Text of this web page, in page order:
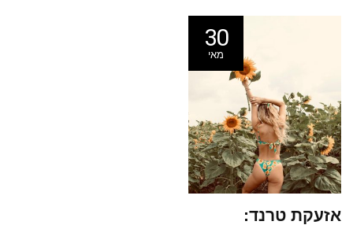
30
מאי
אזעקת טרנד: